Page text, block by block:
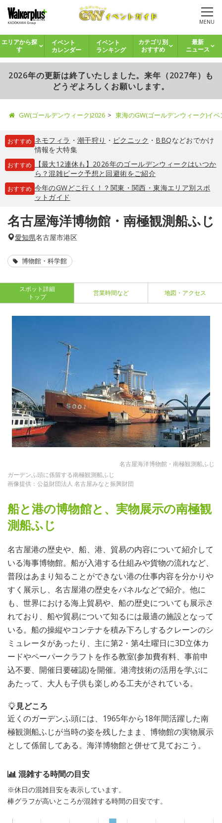
MENU
エリアから探
す
イベント
カレンダー
イベント
ランキング
カテゴリ別
おすすめ
最新
ニュース
2026年の更新は終了いたしました。来年（2027年）も
どうぞよろしくお願いします。
GW(ゴールデンウィーク)2026 東海のGW(ゴールデンウィーク)イ
おすすめ ネモフィラ ・ 潮干狩り ・ ピクニック ・ BBQなどおでかけ
情報を大特集
おすすめ
【最大12連休も】2026年のゴールデンウィークはいつか
ら？混雑ピーク予想と回避術をご紹介
おすすめ 今年のGWどこ行く！？関東・関西・東海エリア別スポ
ットガイド
名古屋海洋博物館・南極観測船ふじ
愛知県名古屋市港区
博物館・科学館
スポット詳細
トップ
営業時間など 地図・アクセス
名古屋海洋博物館・南極観測船ふじ
ガーデンふ頭に係留する南極観測船ふじ
画像提供：公益財団法人 名古屋みなと振興財団
船と港の博物館と、実物展示の南極観
測船ふじ
名古屋港の歴史や、船、港、貿易の内容について紹介して
いる海事博物館。船が入港する仕組みや貨物の流れなど、
普段はあまり知ることができない港の仕事内容を分かりや
すく展示し、名古屋港の歴史をパネルなどで紹介。他に
も、世界における海上貿易や、船の歴史についても展示さ
れており、船や貿易について知るには最適の施設となって
いる。船の操縦やコンテナを積み下ろしするクレーンのシ
ミュレータがあったり、主に第2・第4土曜日に3D立体カ
ードやペーパークラフトを作る教室(参加費有料、事前申
込不要、開催日要確認)を開催。港湾技術の活用を学ぶに
あたって、大人も子供も楽しめる工夫がされている。
見どころ
近くのガーデンふ頭には、1965年から18年間活躍した南
極観測船ふじが当時の姿を残したまま、博物館の実物展示
として係留してある。海洋博物館と併せて見ておこう。
混雑する時間の目安
※休日の混雑目安を表示しています。
棒グラフが高いところが混雑する時間の目安です。